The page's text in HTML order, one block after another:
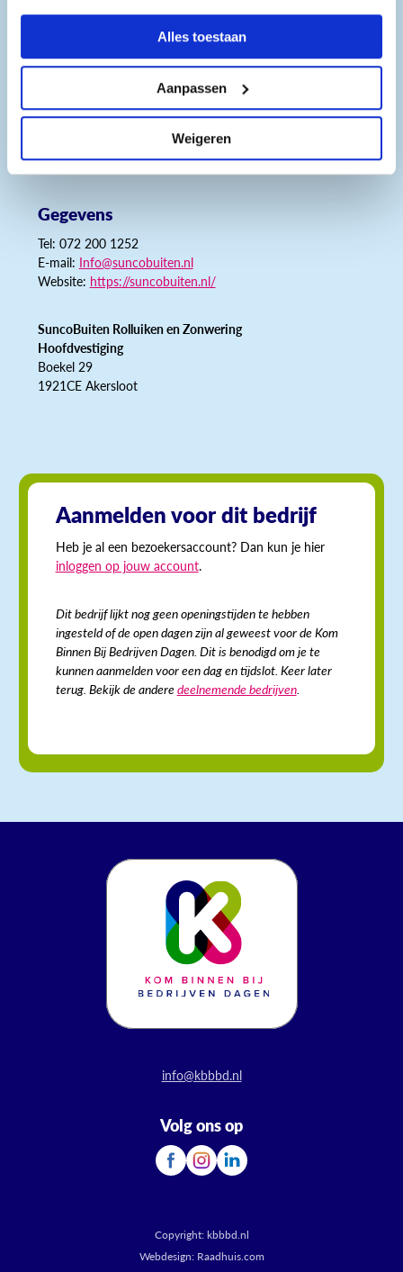
Alles toestaan
Aanpassen
Weigeren
Monteur Zonweringen
Zorgvuldige en nette beuker
Gegevens
Tel: 072 200 1252
E-mail: Info@suncobuiten.nl
Website: https://suncobuiten.nl/
SuncoBuiten Rolluiken en Zonwering
Hoofdvestiging
Boekel 29
1921CE Akersloot
Aanmelden voor dit bedrijf
Heb je al een bezoekersaccount? Dan kun je hier
inloggen op jouw account.
Dit bedrijf lijkt nog geen openingstijden te hebben
ingesteld of de open dagen zijn al geweest voor de Kom
Binnen Bij Bedrijven Dagen. Dit is benodigd om je te
kunnen aanmelden voor een dag en tijdslot. Keer later
terug. Bekijk de anderedeelnemende bedrijven.
info@kbbbd.nl
Volg ons op
Copyright:kbbbd.nl
Webdesign: Raadhuis.com